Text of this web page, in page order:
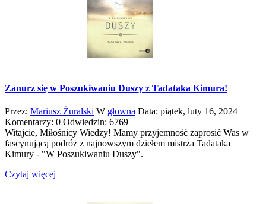
Zanurz się w Poszukiwaniu Duszy z Tadataka Kimura!
Przez: Mariusz Żuralski W głowna Data: piątek, luty 16, 2024
Komentarzy: 0 Odwiedzin: 6769
Witajcie, Miłośnicy Wiedzy! Mamy przyjemność zaprosić Was w
fascynującą podróż z najnowszym dziełem mistrza Tadataka
Kimury - "W Poszukiwaniu Duszy".
Czytaj więcej